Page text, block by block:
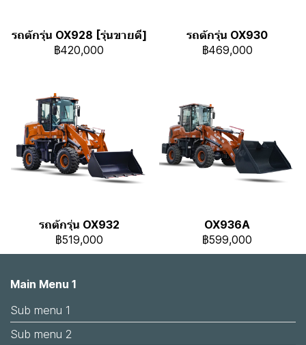
รถตักรุ่น OX928 [รุ่นขายดี]
฿420,000
รถตักรุ่น OX930
฿469,000
รถตักรุ่น OX932
฿519,000
OX936A
฿599,000
Main Menu 1
Sub menu 1
Sub menu 2